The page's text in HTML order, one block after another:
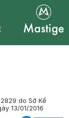
do Sở Kế
13/01/2016